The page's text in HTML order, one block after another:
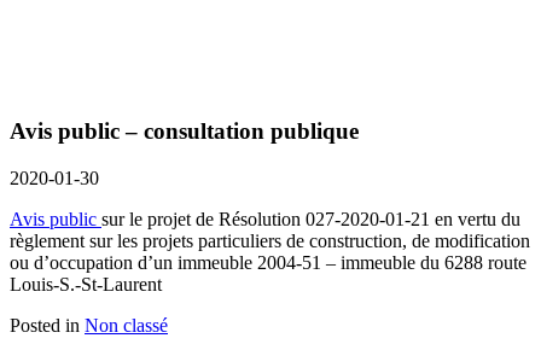
Avis public – consultation publique
2020-01-30
Avis public sur le projet de Résolution 027-2020-01-21 en vertu du
règlement sur les projets particuliers de construction, de modification
ou d’occupation d’un immeuble 2004-51 – immeuble du 6288 route
Louis-S.-St-Laurent
Posted in Non classé